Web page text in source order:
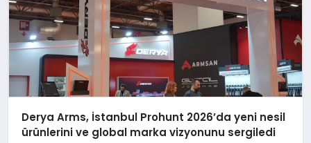
Derya Arms, İstanbul Prohunt 2026’da yeni nesil
ürünlerini ve global marka vizyonunu sergiledi